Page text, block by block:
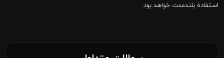
استفاده بلندمدت خواهد بود.